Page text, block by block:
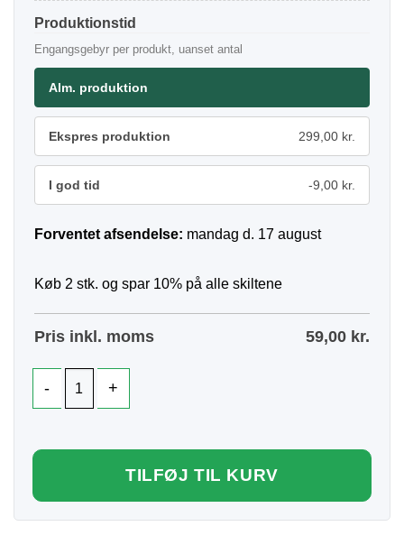
Produktionstid
Engangsgebyr per produkt, uanset antal
Alm. produktion
Ekspres produktion 299,00 kr.
I god tid -9,00 kr.
Forventet afsendelse: mandag d. 17 august
Køb 2 stk. og spar 10% på alle skiltene
Pris inkl. moms 59,00 kr.
TILFØJ TIL KURV